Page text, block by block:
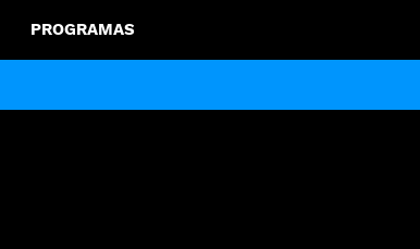
PROGRAMAS